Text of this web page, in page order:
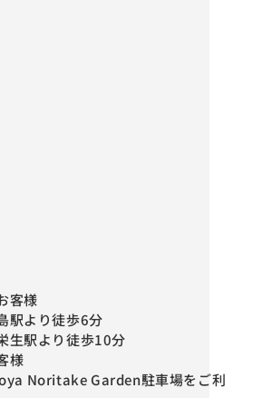
客様
駅より徒歩6分
生駅より徒歩10分
様
Noritake Garden駐車場をご利